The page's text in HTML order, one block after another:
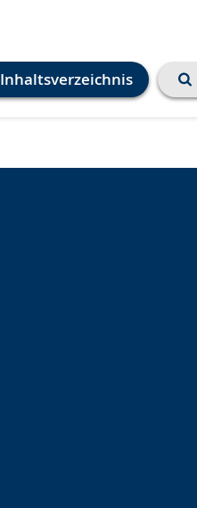
Inhaltsverzeichnis